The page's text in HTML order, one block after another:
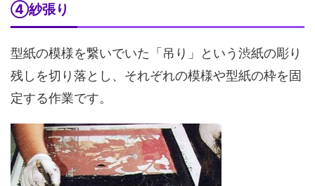
④紗張り
型紙の模様を繋いでいた「吊り」という渋紙の彫り
残しを切り落とし、それぞれの模様や型紙の枠を固
定する作業です。